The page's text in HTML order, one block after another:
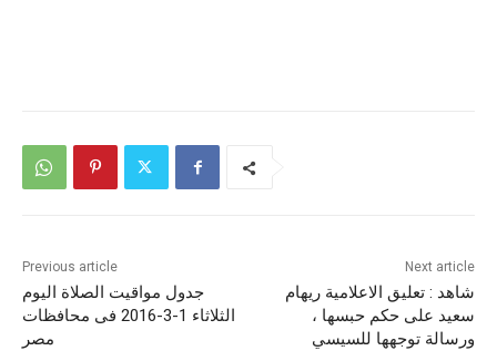
Previous article
جدول مواقيت الصلاة اليوم
الثلاثاء 1-3-2016 فى محافظات
مصر
Next article
شاهد : تعليق الاعلامية ريهام
سعيد على حكم حبسها ،
ورسالة توجهها للسيسي